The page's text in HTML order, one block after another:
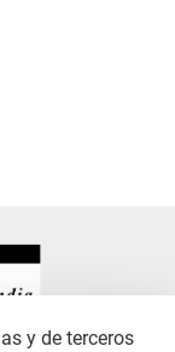
y de terceros